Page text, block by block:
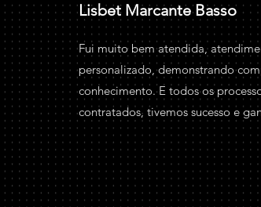
Lisbet Marcante Basso
Fui muito bem atendida,
personalizado, demonstrando
conhecimento. E todos os
contratados, tivemos sucesso e